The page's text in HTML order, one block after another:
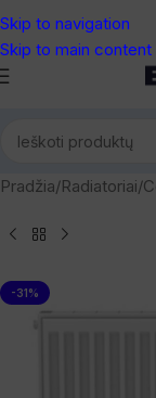
Skip to navigation
Skip to main content
Pradžia/Radiatoriai/
-31%